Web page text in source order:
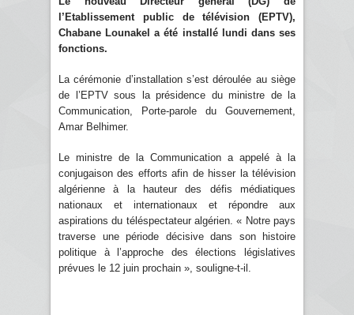
l’Etablissement public de télévision (EPTV),
Chabane Lounakel a été installé lundi dans ses
fonctions.
La cérémonie d’installation s’est déroulée au siège
de l’EPTV sous la présidence du ministre de la
Communication, Porte-parole du Gouvernement,
Amar Belhimer.
Le ministre de la Communication a appelé à la
conjugaison des efforts afin de hisser la télévision
algérienne à la hauteur des défis médiatiques
nationaux et internationaux et répondre aux
aspirations du téléspectateur algérien. « Notre pays
traverse une période décisive dans son histoire
politique à l’approche des élections législatives
prévues le 12 juin prochain », souligne-t-il.